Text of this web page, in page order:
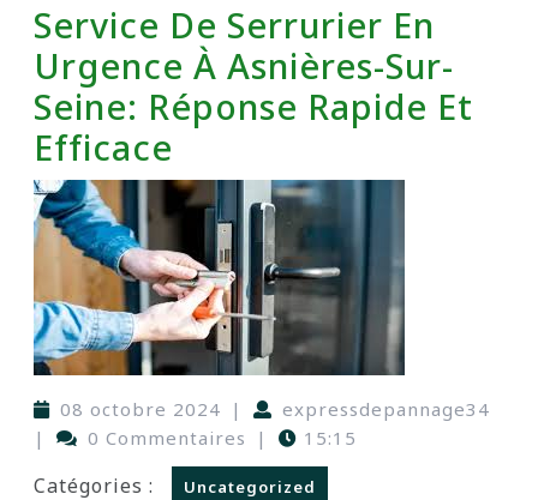
Service De Serrurier En
Urgence À Asnières-Sur-
Seine: Réponse Rapide Et
Efficace
08 octobre 2024 |
expressdepannage34
|
0 Commentaires | 15:15
Catégories : Uncategorized